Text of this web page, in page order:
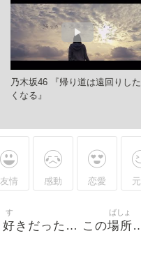
乃木坂46 『帰り道は遠回りした
くなる』
友情 感動 恋愛
好
す
きだった… この場所
ばしょ